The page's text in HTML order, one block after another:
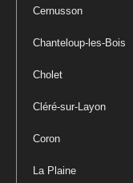
Cernusson
Chanteloup-les-Bois
Cholet
Cléré-sur-Layon
Coron
La Plaine